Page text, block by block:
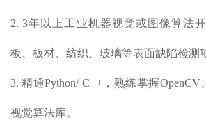
2. 3年以上工业机器视觉或图像算法
板、板材、纺织、玻璃等表面缺陷检测
3. 精通Python/ C++，熟练掌握OpenCV
视觉算法库。